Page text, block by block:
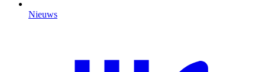
Nieuws